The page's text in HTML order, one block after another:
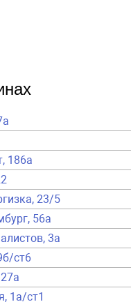
186а
23/5
56а
3а
ст6
1а/ст1